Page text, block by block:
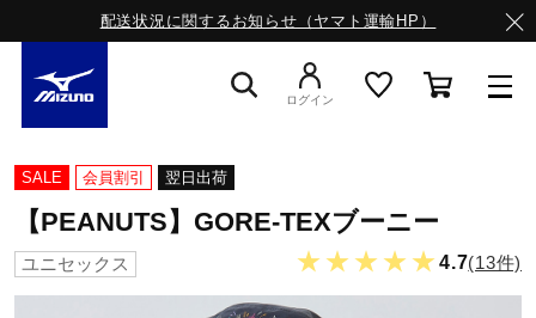
配送状況に関するお知らせ（ヤマト運輸HP）
スニーカー
ライフスタイルウエア
ログイン
SALE 会員割引 翌日出荷
【PEANUTS】GORE-TEXブーニー
ユニセックス ★★★★★4.7(13件)